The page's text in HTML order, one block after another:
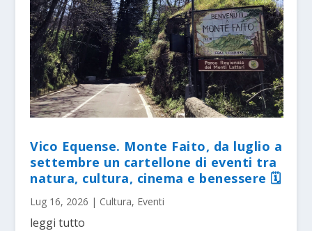
Vico Equense. Monte Faito, da luglio a
settembre un cartellone di eventi tra
natura, cultura, cinema e benessere 🗓
Lug 16, 2026 | Cultura, Eventi
leggi tutto